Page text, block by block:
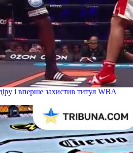
і вперше захистив титул WBA